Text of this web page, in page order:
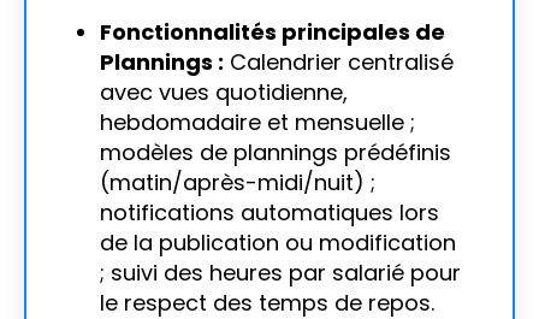
Fonctionnalités principales de
Plannings : Calendrier centralisé
avec vues quotidienne,
hebdomadaire et mensuelle ;
modèles de plannings prédéfinis
(matin/après-midi/nuit) ;
notifications automatiques lors
de la publication ou modification
; suivi des heures par salarié pour
le respect des temps de repos.